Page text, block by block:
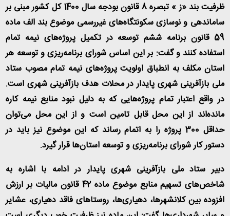
ظرفیت بند «ز » تبصره 8 قانون بودجه سال 1400 کل کشور مبنی بر
ساماندهی و نوسازی سکونتگاه‌های غیررسمی موضوع بند الف ماده
59 قانون برنامه ششم توسعه در تکمیل پروژه‌های نیمه تمام
استفاده کنند و گفت: بر این اساس شورای برنامه‌ریزی و توسعه هر
استان مکلف به انطباق اولویت پروژه‌های نیمه تمام مصوب ستاد
ملی بازآفرینی شهری پایدار در محلات هدف بازآفرینی شهری است.
در واقع اعتبار تمام پروژه‌هایی که به دلیل نبود منابع نیمه کاره
مانده‌اند از این محل قابل تامین است و از این محل می‌توان
حداقل 300 پروژه را به اتمام رساند که این موضوع نیز باید در
دستور کار شورای برنامه‌ریزی و توسعه استان‌ها قرار گیرد.
دبیر ستاد ملی بازآفرینی شهری پایدار در ادامه با اشاره به
شاخص‌های تسهیم منابع موضوع ماده 42 قانون مالیات بر ارزش
افزوده بین کلانشهرها، دهیاری‌ها، روستاهای فاقد دهیاری، عشایر